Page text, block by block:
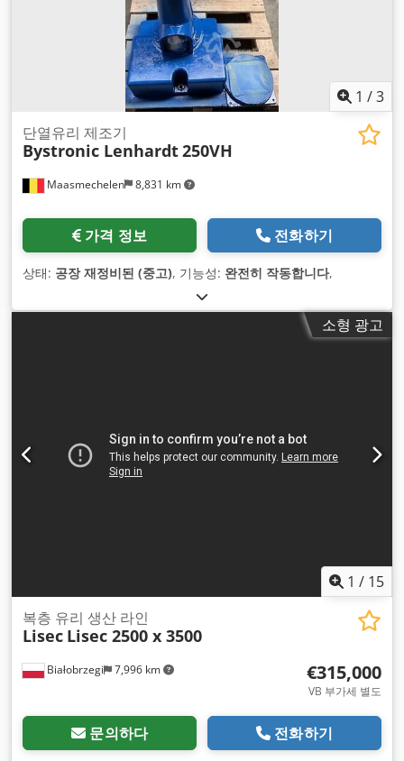
1 /3
Maasmechelen 8,831 km
단열유리 제조기
Bystronic Lenhardt250VH
가격 정보 전화하기
상태: 공장 재정비된 (중고), 기능성: 완전히 작동합니다,
소형 광고
1 / 15
Białobrzegi 7,996 km
복층 유리 생산 라인
Lisec Lisec 2500 x 3500
€315,000
VB 부가세 별도
문의하다 전화하기